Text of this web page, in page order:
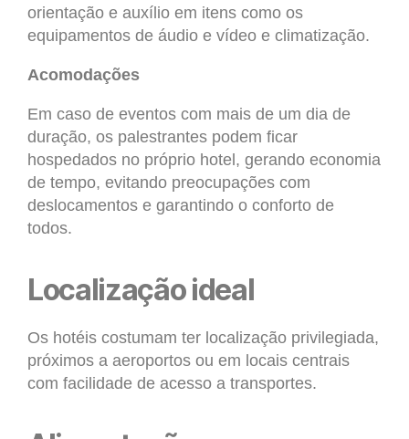
orientação e auxílio em itens como os
equipamentos de áudio e vídeo e climatização.
Acomodações
Em caso de eventos com mais de um dia de
duração, os palestrantes podem ficar
hospedados no próprio hotel, gerando economia
de tempo, evitando preocupações com
deslocamentos e garantindo o conforto de
todos.
Localização ideal
Os hotéis costumam ter localização privilegiada,
próximos a aeroportos ou em locais centrais
com facilidade de acesso a transportes.